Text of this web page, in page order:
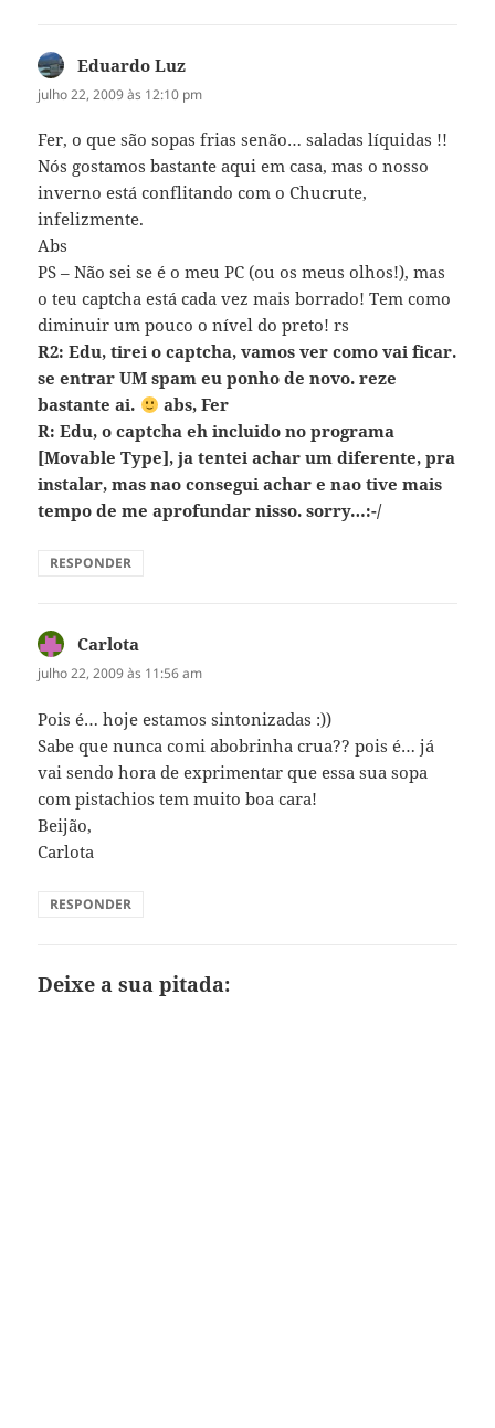
Eduardo Luz
julho 22, 2009 às 12:10 pm
Fer, o que são sopas frias senão… saladas líquidas !!
Nós gostamos bastante aqui em casa, mas o nosso
inverno está conflitando com o Chucrute,
infelizmente.
Abs
PS – Não sei se é o meu PC (ou os meus olhos!), mas
o teu captcha está cada vez mais borrado! Tem como
diminuir um pouco o nível do preto! rs
R2: Edu, tirei o captcha, vamos ver como vai ficar.
se entrar UM spam eu ponho de novo. reze
bastante ai.
abs, Fer
R: Edu, o captcha eh incluido no programa
[Movable Type], ja tentei achar um diferente, pra
instalar, mas nao consegui achar e nao tive mais
tempo de me aprofundar nisso. sorry…:-/
RESPONDER
Carlota
julho 22, 2009 às 11:56 am
Pois é… hoje estamos sintonizadas :))
Sabe que nunca comi abobrinha crua?? pois é… já
vai sendo hora de exprimentar que essa sua sopa
com pistachios tem muito boa cara!
Beijão,
Carlota
RESPONDER
Deixe a sua pitada: